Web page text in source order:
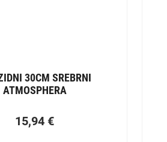
30CM SREBRNI
ATMOSPHERA
15,94 €